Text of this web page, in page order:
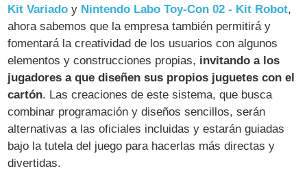
Kit Variado y Nintendo Labo Toy-Con 02 - Kit Robot,
ahora sabemos que la empresa también permitirá y
fomentará la creatividad de los usuarios con algunos
elementos y construcciones propias, invitando a los
jugadores a que diseñen sus propios juguetes con el
cartón. Las creaciones de este sistema, que busca
combinar programación y diseños sencillos, serán
alternativas a las oficiales incluidas y estarán guiadas
bajo la tutela del juego para hacerlas más directas y
divertidas.